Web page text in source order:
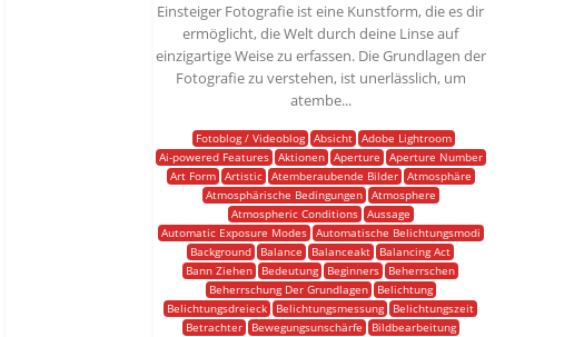
Einsteiger Fotografie ist eine Kunstform, die es dir
ermöglicht, die Welt durch deine Linse auf
einzigartige Weise zu erfassen. Die Grundlagen der
Fotografie zu verstehen, ist unerlässlich, um
atembe...
Fotoblog / Videoblog Absicht
Adobe Lightroom
Ai-powered Features
Aktionen Aperture
Aperture Number
Art Form
Artistic Atemberaubende Bilder
Atmosphäre
Atmosphärische Bedingungen
Atmosphere
Atmospheric Conditions
Aussage
Automatic Exposure Modes
Automatische Belichtungsmodi
Background
Balance Balanceakt
Balancing Act
Bann Ziehen
Bedeutung Beginners
Beherrschen
Beherrschung Der Grundlagen
Belichtung
Belichtungsdreieck
Belichtungsmessung
Belichtungszeit
Betrachter
Bewegungsunschärfe
Bildbearbeitung